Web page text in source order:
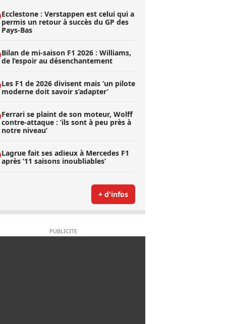
Ecclestone : Verstappen est celui qui a
permis un retour à succès du GP des
Pays-Bas
Bilan de mi-saison F1 2026 : Williams,
de l’espoir au désenchantement
Les F1 de 2026 divisent mais ’un pilote
moderne doit savoir s’adapter’
Ferrari se plaint de son moteur, Wolff
contre-attaque : ’ils sont à peu près à
notre niveau’
Lagrue fait ses adieux à Mercedes F1
après ’11 saisons inoubliables’
+ d'infos